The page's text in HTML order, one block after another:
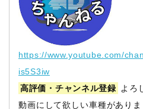
https://www.youtube.com/
is5S3iw
高評価・チャンネル登録
よろ
動画にして欲しい車種があり